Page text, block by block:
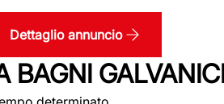
Dettaglio annuncio
BAGNI